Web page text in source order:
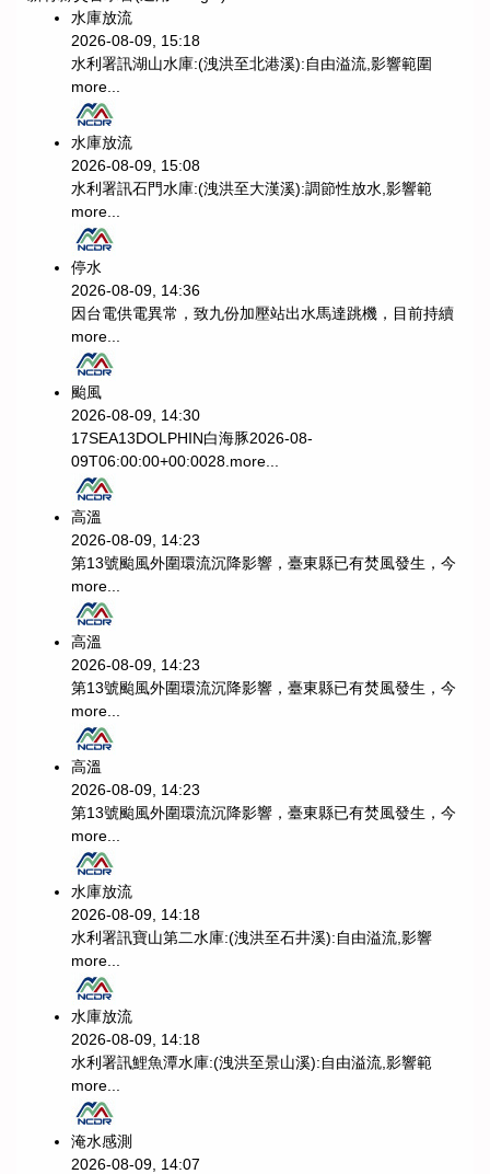
水庫放流
2026-08-09, 15:18
水利署訊湖山水庫:(洩洪至北港溪):自由溢流,影響範圍
more...
水庫放流
2026-08-09, 15:08
水利署訊石門水庫:(洩洪至大漢溪):調節性放水,影響範
more...
停水
2026-08-09, 14:36
因台電供電異常，致九份加壓站出水馬達跳機，目前持續
more...
颱風
2026-08-09, 14:30
17SEA13DOLPHIN白海豚2026-08-
09T06:00:00+00:0028. more...
高溫
2026-08-09, 14:23
第13號颱風外圍環流沉降影響，臺東縣已有焚風發生，今
more...
高溫
2026-08-09, 14:23
第13號颱風外圍環流沉降影響，臺東縣已有焚風發生，今
more...
高溫
2026-08-09, 14:23
第13號颱風外圍環流沉降影響，臺東縣已有焚風發生，今
more...
水庫放流
2026-08-09, 14:18
水利署訊寶山第二水庫:(洩洪至石井溪):自由溢流,影響
more...
水庫放流
2026-08-09, 14:18
水利署訊鯉魚潭水庫:(洩洪至景山溪):自由溢流,影響範
more...
淹水感測
2026-08-09, 14:07